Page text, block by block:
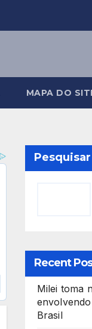
MAPA DO
Pesquisar
Recent
Milei toma
Brasil